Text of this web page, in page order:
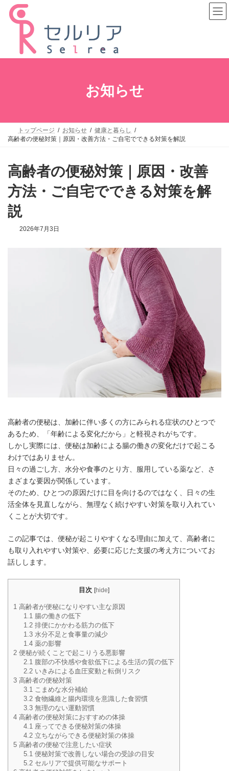
ス
ン
お知らせ
トップページ お知らせ
健康と暮らし
高齢者の便秘対策｜原因・改善方法・ご自宅でできる対策を解説
高齢者の便秘対策｜原因・改善
方法・ご自宅でできる対策を解
説
2026年7月3日
高齢者の便秘は、加齢に伴い多くの方にみられる症状のひとつで
あるため、「年齢による変化だから」と軽視されがちです。
しかし実際には、便秘は加齢による腸の働きの変化だけで起こる
わけではありません。
日々の過ごし方、水分や食事のとり方、服用している薬など、さ
まざまな要因が関係しています。
そのため、ひとつの原因だけに目を向けるのではなく、日々の生
活全体を見直しながら、無理なく続けやすい対策を取り入れてい
くことが大切です。
この記事では、便秘が起こりやすくなる理由に加えて、高齢者に
も取り入れやすい対策や、必要に応じた支援の考え方についてお
話しします。
目次 [hide]
1 高齢者が便秘になりやすい主な原因
1.1腸の働きの低下
1.2排便にかかわる筋力の低下
1.3水分不足と食事量の減少
1.4薬の影響
2 便秘が続くことで起こりうる悪影響
2.1腹部の不快感や食欲低下による生活の質の低下
2.2いきみによる血圧変動と転倒リスク
3 高齢者の便秘対策
3.1こまめな水分補給
3.2食物繊維と腸内環境を意識した食習慣
3.3無理のない運動習慣
4 高齢者の便秘対策におすすめの体操
4.1座ってできる便秘対策の体操
4.2立ちながらできる便秘対策の体操
5 高齢者の便秘で注意したい症状
5.1便秘対策で改善しない場合の受診の目安
5.2セルリアで提供可能なサポート